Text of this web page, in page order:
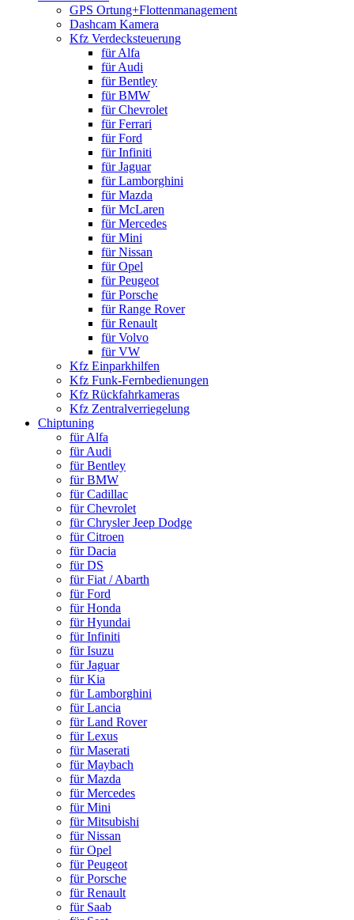
GPS Ortung+Flottenmanagement
Dashcam Kamera
Kfz Verdecksteuerung
für Alfa
für Audi
für Bentley
für BMW
für Chevrolet
für Ferrari
für Ford
für Infiniti
für Jaguar
für Lamborghini
für Mazda
für McLaren
für Mercedes
für Mini
für Nissan
für Opel
für Peugeot
für Porsche
für Range Rover
für Renault
für Volvo
für VW
Kfz Einparkhilfen
Kfz Funk-Fernbedienungen
Kfz Rückfahrkameras
Kfz Zentralverriegelung
Chiptuning
für Alfa
für Audi
für Bentley
für BMW
für Cadillac
für Chevrolet
für Chrysler Jeep Dodge
für Citroen
für Dacia
für DS
für Fiat / Abarth
für Ford
für Honda
für Hyundai
für Infiniti
für Isuzu
für Jaguar
für Kia
für Lamborghini
für Lancia
für Land Rover
für Lexus
für Maserati
für Maybach
für Mazda
für Mercedes
für Mini
für Mitsubishi
für Nissan
für Opel
für Peugeot
für Porsche
für Renault
für Saab